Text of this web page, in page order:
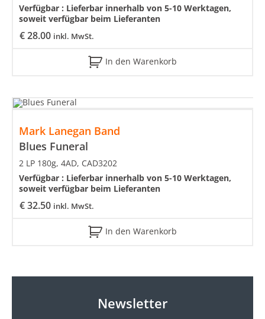
€28.00 inkl. MwSt.
Verfügbar : Lieferbar innerhalb von 5-10 Werktagen,
soweit verfügbar beim Lieferanten
In den Warenkorb
Mark Lanegan Band
Blues Funeral
€32.50 inkl. MwSt.
2 LP 180g, 4AD, CAD3202
Verfügbar : Lieferbar innerhalb von 5-10 Werktagen,
soweit verfügbar beim Lieferanten
In den Warenkorb
Newsletter